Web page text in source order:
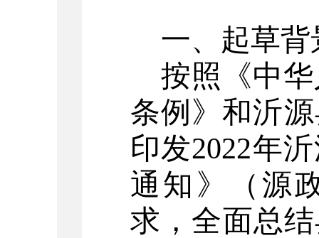
一、起草
按照《中
条例》和沂
印发2022年
通知》（源
求 ，全面总